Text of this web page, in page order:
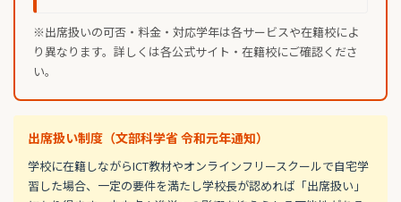
※出席扱いの可否・料金・対応学年は各サービスや在籍校によ
り異なります。詳しくは各公式サイト・在籍校にご確認くださ
い。
出席扱い制度（文部科学省 令和元年通知）
学校に在籍しながらICT教材やオンラインフリースクールで自宅学
習した場合、一定の要件を満たし学校長が認めれば「出席扱い」